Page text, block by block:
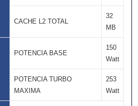
CACHE L2 TOTAL
32
MB
POTENCIA BASE
150
Watt
POTENCIA TURBO
MAXIMA
253
Watt